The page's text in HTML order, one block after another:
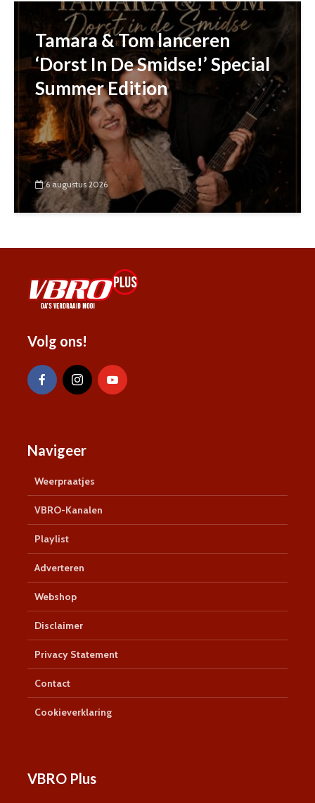
Tamara & Tom lanceren
‘Dorst In De Smidse!’ Special
Summer Edition
6 augustus 2026
Volg ons!
Navigeer
Weerpraatjes
VBRO-Kanalen
Playlist
Adverteren
Webshop
Disclaimer
Privacy Statement
Contact
Cookieverklaring
VBRO Plus